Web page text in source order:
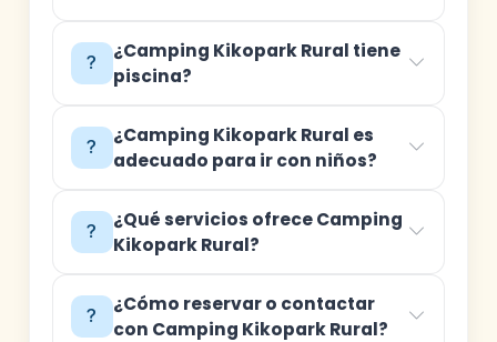
¿Camping Kikopark Rural tiene
piscina?
¿Camping Kikopark Rural es
adecuado para ir con niños?
¿Qué servicios ofrece Camping
Kikopark Rural?
¿Cómo reservar o contactar
con Camping Kikopark Rural?